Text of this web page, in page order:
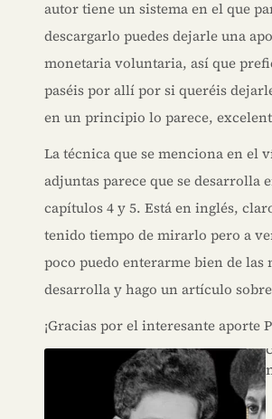
autor tiene un sistema en el que
descargarlo puedes dejarle una
monetaria voluntaria, así que
paséis por allí por si queréis
en un principio lo parece,
La técnica que se menciona en el
adjuntas parece que se desarrolla
capítulos 4 y 5. Está en inglés,
tenido tiempo de mirarlo pero a
poco puedo enterarme bien de las
desarrolla y hago un artículo
¡Gracias por el interesante aporte